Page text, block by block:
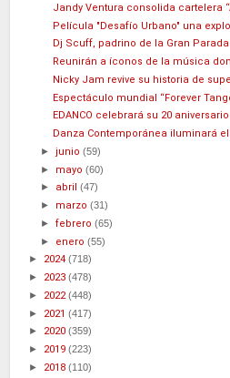
Jandy Ventura consolida cartelera
Película "Desafío Urbano" una
Dj Scuff, padrino de la Gran
Reunirán a íconos de la música
Nicky Jam revive su historia de
Espectáculo mundial “Forever
EDANCO celebrará su 20
Danza Contemporánea iluminará
►junio(59)
► mayo(60)
► abril(47)
► marzo(31)
►febrero(65)
► enero(55)
► 2024 (718)
► 2023 (478)
► 2022(448)
► 2021 (417)
► 2020 (359)
► 2019 (223)
► 2018 (110)